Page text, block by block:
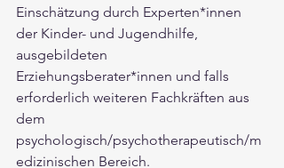
Einschätzung durch Experten*innen
der Kinder- und Jugendhilfe,
ausgebildeten
Erziehungsberater*innen und falls
erforderlich weiteren Fachkräften aus
dem
psychologisch/psychotherapeutisch/m
edizinischen Bereich.